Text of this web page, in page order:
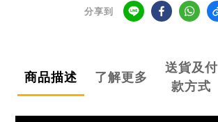
分享到
商品描述 了解更多
送貨及付
款方式